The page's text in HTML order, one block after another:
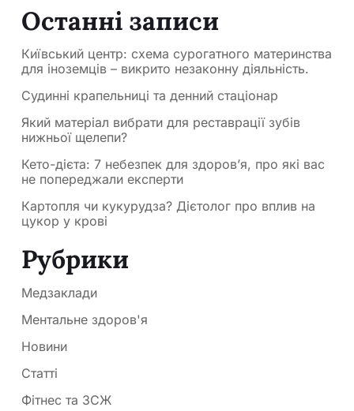
Останні записи
Київський центр: схема сурогатного материнства
для іноземців – викрито незаконну діяльність.
Судинні крапельниці та денний стаціонар
Який матеріал вибрати для реставрації зубів
нижньої щелепи?
Кето-дієта: 7 небезпек для здоров’я, про які вас
не попереджали експерти
Картопля чи кукурудза? Дієтолог про вплив на
цукор у крові
Рубрики
Медзаклади
Ментальне здоров'я
Новини
Статті
Фітнес та ЗСЖ